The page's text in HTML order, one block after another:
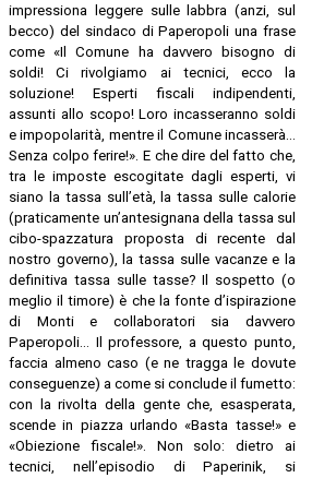
impressiona leggere sulle labbra (anzi, sul
becco) del sindaco di Paperopoli una frase
come «Il Comune ha davvero bisogno di
soldi! Ci rivolgiamo ai tecnici, ecco la
soluzione! Esperti fiscali indipendenti,
assunti allo scopo! Loro incasseranno soldi
e impopolarità, mentre il Comune incasserà…
Senza colpo ferire!». E che dire del fatto che,
tra le imposte escogitate dagli esperti, vi
siano la tassa sull’età, la tassa sulle calorie
(praticamente un’antesignana della tassa sul
cibo-spazzatura proposta di recente dal
nostro governo), la tassa sulle vacanze e la
definitiva tassa sulle tasse? Il sospetto (o
meglio il timore) è che la fonte d’ispirazione
di Monti e collaboratori sia davvero
Paperopoli… Il professore, a questo punto,
faccia almeno caso (e ne tragga le dovute
conseguenze) a come si conclude il fumetto:
con la rivolta della gente che, esasperata,
scende in piazza urlando «Basta tasse!» e
«Obiezione fiscale!». Non solo: dietro ai
tecnici, nell’episodio di Paperinik, si